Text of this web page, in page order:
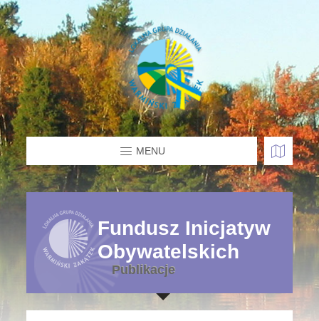
MENU
Fundusz Inicjatyw
Obywatelskich
Publikacje